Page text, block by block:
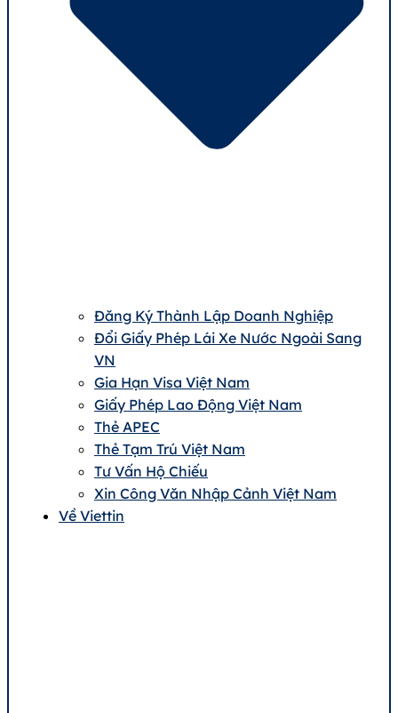
Đăng Ký Thành Lập Doanh Nghiệp
Đổi Giấy Phép Lái Xe Nước Ngoài Sang
VN
Gia Hạn Visa Việt Nam
Giấy Phép Lao Động Việt Nam
Thẻ APEC
Thẻ Tạm Trú Việt Nam
Tư Vấn Hộ Chiếu
Xin Công Văn Nhập Cảnh Việt Nam
Về Viettin